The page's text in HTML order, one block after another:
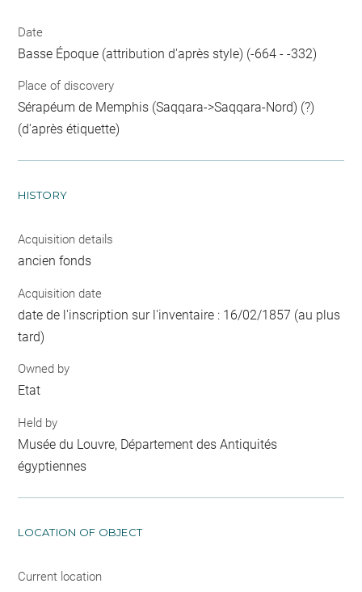
Date
Basse Époque (attribution d'après style) (-664 - -332)
Place of discovery
Sérapéum de Memphis (Saqqara->Saqqara-Nord) (?)
(d'après étiquette)
HISTORY
Acquisition details
ancien fonds
Acquisition date
date de l'inscription sur l'inventaire : 16/02/1857 (au plus
tard)
Owned by
Etat
Held by
Musée du Louvre, Département des Antiquités
égyptiennes
LOCATION OF OBJECT
Current location